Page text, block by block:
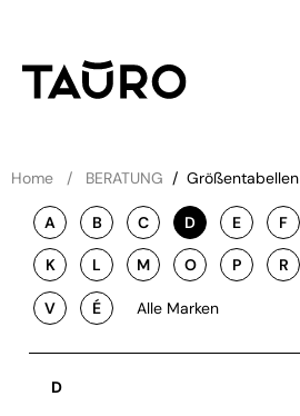
Home BERATUNG / Größentabellen
A B C D E F
K L M O P R
V É Alle Marken
D